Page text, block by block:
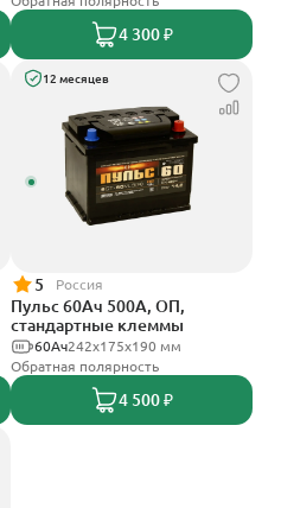
4 300 ₽
12 месяцев
5 Россия
Пульс 60Ач 500А, ОП,
стандартные клеммы
242x175x190 мм
60Ач
Обратная полярность
4 500 ₽